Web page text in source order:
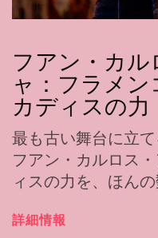
フアン・カ
ャ：フラメン
カディスの力
最も古い舞台に立て
フアン・カルロス
ィスの力を、ほんの
詳細情報